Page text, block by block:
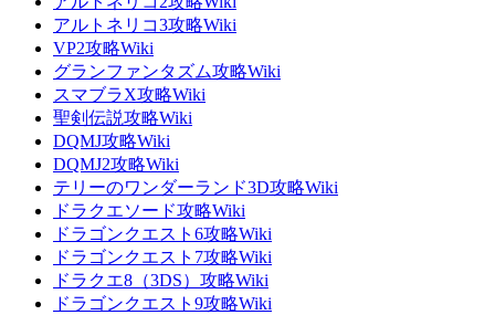
アルトネリコ3攻略Wiki
VP2攻略Wiki
グランファンタズム攻略Wiki
スマブラX攻略Wiki
聖剣伝説攻略Wiki
DQMJ攻略Wiki
DQMJ2攻略Wiki
テリーのワンダーランド3D攻略Wiki
ドラクエソード攻略Wiki
ドラゴンクエスト6攻略Wiki
ドラゴンクエスト7攻略Wiki
ドラクエ8（3DS）攻略Wiki
ドラゴンクエスト9攻略Wiki